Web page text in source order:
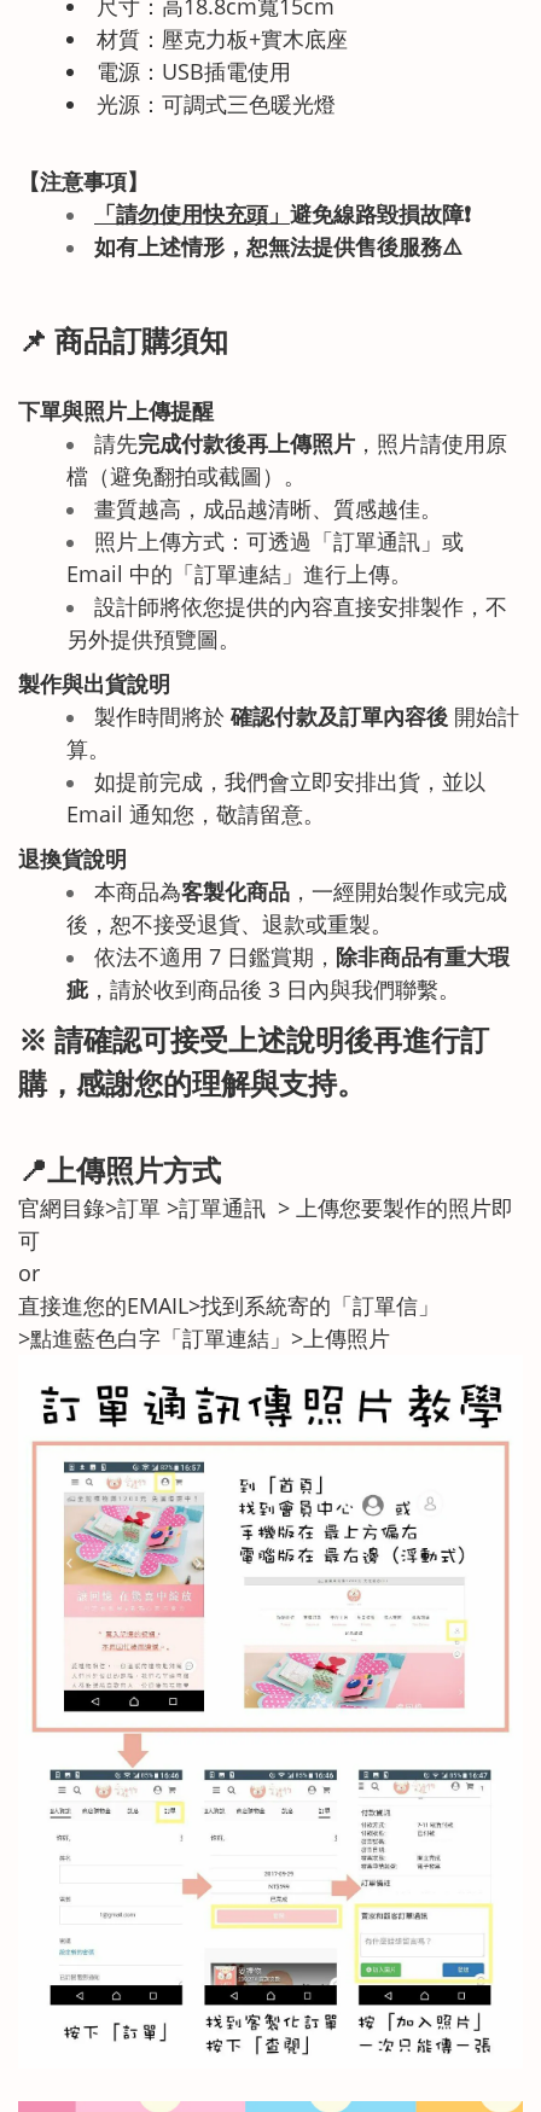
尺寸：高18.8cm寬15cm
材質：壓克力板+實木底座
電源：USB插電使用
光源：可調式三色暖光燈
【注意事項】
「請勿使用快充頭」 避免線路毀損故障❗
如有上述情形 ，恕無法提供售後服務⚠️
📌 商品訂購須知
下單與照片上傳提醒
請先完成付款後再上傳照片 ，照片請使用原
檔（避免翻拍或截圖）。
畫質越高，成品越清晰、質感越佳。
照片上傳方式：可透過「訂單通訊」或
Email 中的「訂單連結」進行上傳。
設計師將依您提供的內容直接安排製作，不
另外提供預覽圖。
製作與出貨說明
製作時間將於確認付款及訂單內容後 開始計
算。
如提前完成，我們會立即安排出貨，並以
Email 通知您，敬請留意。
退換貨說明
本商品為客製化商品 ，一經開始製作或完成
後，恕不接受退貨、退款或重製。
依法不適用 7 日鑑賞期， 除非商品有重大瑕
疵，請於收到商品後 3 日內與我們聯繫。
※ 請確認可接受上述說明後再進行訂
購，感謝您的理解與支持。
📍上傳照片方式
官網目錄>訂單 >訂單通訊 > 上傳您要製作的照片即
可
or
直接進您的EMAIL>找到系統寄的「訂單信」
>點進藍色白字「訂單連結」>上傳照片